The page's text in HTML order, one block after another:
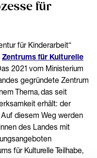
für
für Kinderarbeit“
Zentrums für Kulturelle
2021 vom Ministerium
gegründete Zentrum
Thema, das seit
erhält: der
diesem Weg werden
des Landes mit
für Kulturelle Teilhabe,